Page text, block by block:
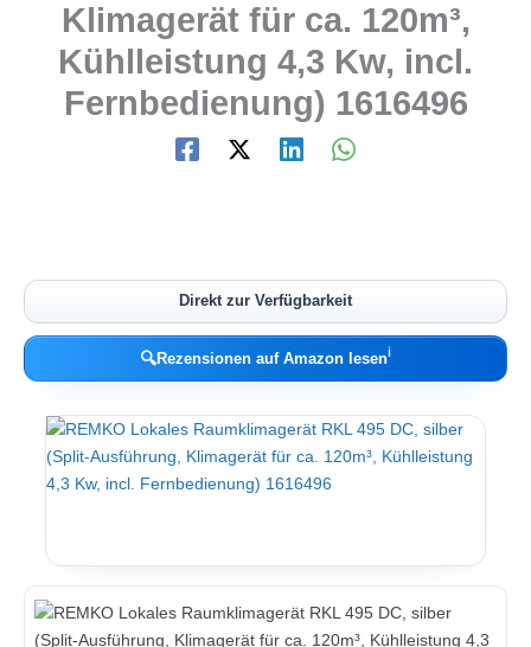
Klimagerät für ca. 120m³,
Kühlleistung 4,3 Kw, incl.
Fernbedienung) 1616496
Direkt zur Verfügbarkeit
🔍Rezensionen auf Amazon lesenℹ︎